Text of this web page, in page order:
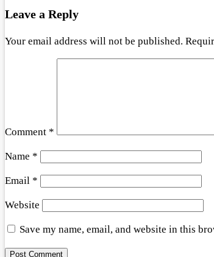
Leave a Reply
Your email address will not be published.
Comment *
Name *
Email *
Website
Save my name, email, and website in this